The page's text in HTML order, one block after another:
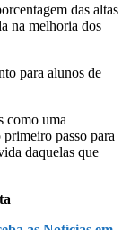
das altas
na melhoria dos
para alunos de
como uma
passo para
daquelas que